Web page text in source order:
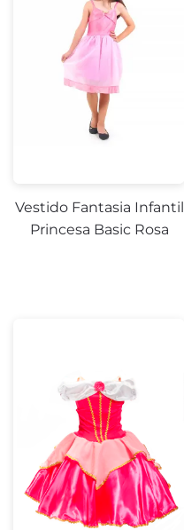
Vestido Fantasia Infantil
Princesa Basic Rosa